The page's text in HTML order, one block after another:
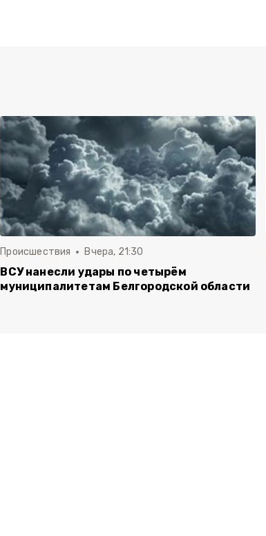
Происшествия Вчера, 21:30
ВСУ нанесли удары по четырём
муниципалитетам Белгородской области